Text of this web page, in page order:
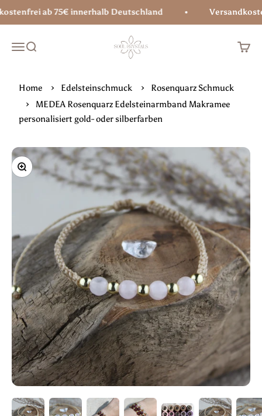
ab 75€ innerhalb Deutschland
MenüSuche
Soul Crystals
Home Edelsteinschmuck
Rosenquarz Schmuck
MEDEA Rosenquarz Edelsteinarmband Makramee
personalisiert gold- oder silberfarben
Bild vergrößern